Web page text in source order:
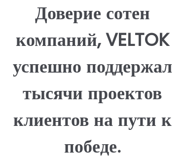
заказов с быстрыми сроками выполнения. Veltok
предоставляет комплексные услуги OEM/ODM,
включая брендинг, упаковку и техническую
документацию, упрощая ваш процесс закупок.
Наша приверженность устойчивому развитию
побуждает нас придавать приоритет экологически
использование опасных материалов, исследуя
новые технологии. VELTOK обеспечивает
поддерживая ваши проекты гибкими решениями,
которые соответствуют высоким стандартам
доступности. Свяжитесь с нами, чтобы обсудить
ваши требования и получить индивидуальное
Доверие сотен
компаний, VELTOK
успешно поддержал
тысячи проектов
клиентов на пути к
победе.